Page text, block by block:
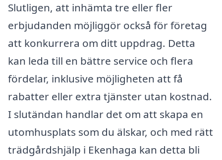
Slutligen, att inhämta tre eller fler
erbjudanden möjliggör också för företag
att konkurrera om ditt uppdrag. Detta
kan leda till en bättre service och flera
fördelar, inklusive möjligheten att få
rabatter eller extra tjänster utan kostnad.
I slutändan handlar det om att skapa en
utomhusplats som du älskar, och med rätt
trädgårdshjälp i Ekenhaga kan detta bli